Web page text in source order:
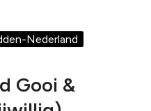
Nederland
Gooi &